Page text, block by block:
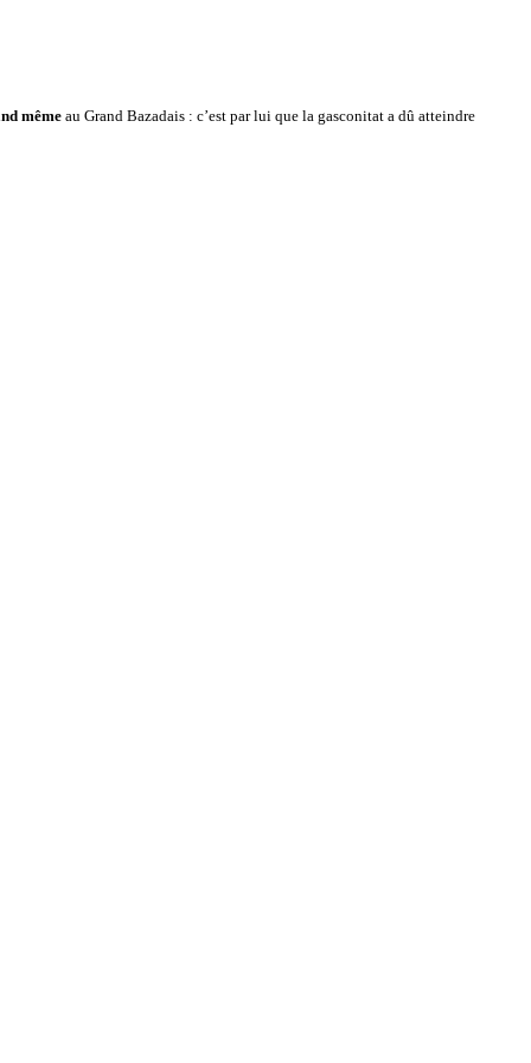
mêmeau Grand Bazadais : c’est par lui que la gasconitat a dû atteindre